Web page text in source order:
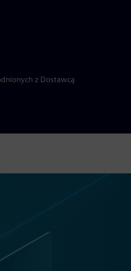
z Dostawcą